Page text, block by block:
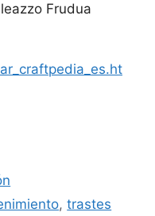
Frudua
,trastes